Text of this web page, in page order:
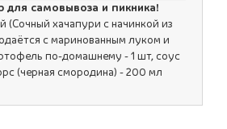
для самовывоза и пикника!
(Сочный хачапури с начинкой из
с маринованным луком и
по-домашнему - 1 шт, соус
(черная смородина) - 200 мл